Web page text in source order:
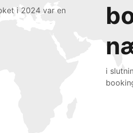
i 2024 var en
i